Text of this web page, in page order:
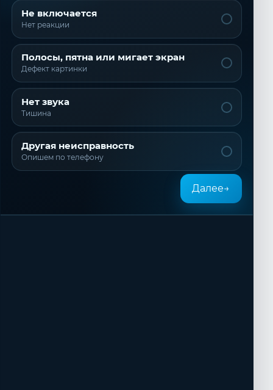
Не включается
Нет реакции
Полосы, пятна или мигает экран
Дефект картинки
Нет звука
Тишина
Другая неисправность
Опишем по телефону
Далее→